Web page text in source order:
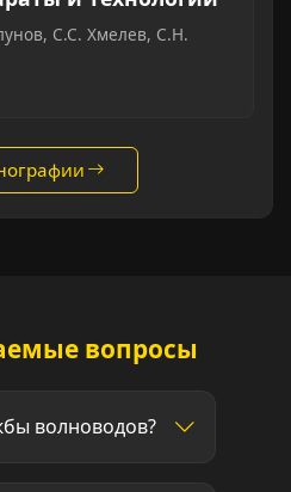
С.С. Хмелев, С.Н.
вопросы
волноводов?